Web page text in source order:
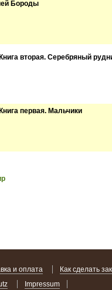
Бороды
вторая. Серебряный
первая. Мальчики
и оплата
Как сделать
Impressum